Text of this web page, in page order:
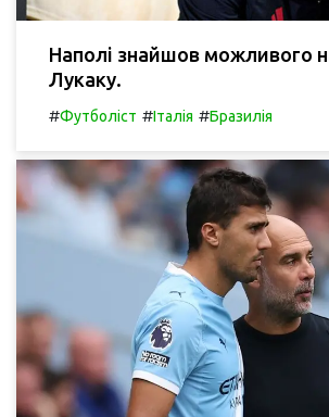
Наполі знайшов можливого
Лукаку.
#Футболіст #Італія #Бразилія